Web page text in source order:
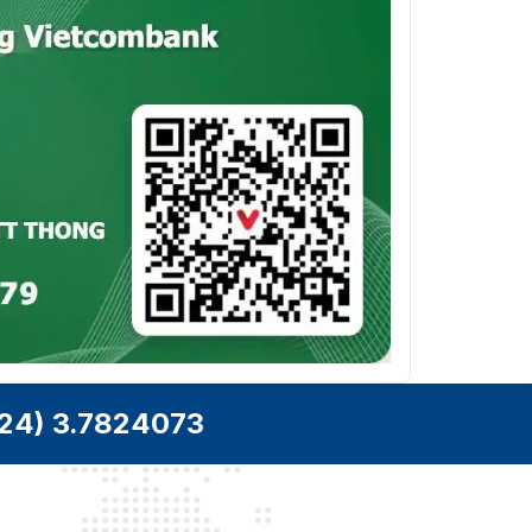
1080, 1280 × 960, 1280 ×
720)
25 fps (704 × 576, 640 ×
480, 640 × 360)
60 Hz (NTSC): 30 fps
(704 × 576, 640 × 480,
640 × 360)
Third stream: 50 Hz (PAL):
25 fps (2560 × 1440,
1920 × 1080, 1280 × 960,
(2560 × 1440, 1920 ×
720)
3.7824073